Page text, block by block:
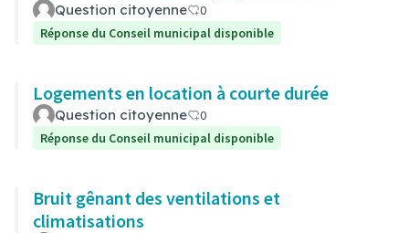
Question citoyenne
0
Réponse du Conseil municipal disponible
Logements en location à courte durée
Question citoyenne
0
Réponse du Conseil municipal disponible
Bruit gênant des ventilations et
climatisations